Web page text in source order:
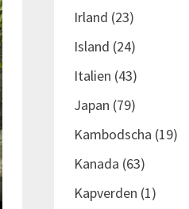
Irland (23)
Island (24)
Italien (43)
Japan (79)
Kambodscha (19)
Kanada (63)
Kapverden (1)